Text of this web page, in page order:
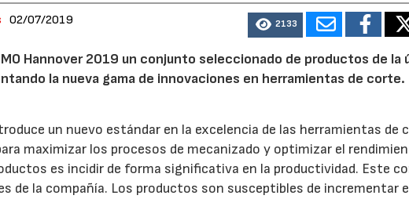
02/07/2019 2133
Hannover 2019 un conjunto seleccionado de productos de la
la nueva gama de innovaciones en herramientas de corte.
un nuevo estándar en la excelencia de las herramientas de
maximizar los procesos de mecanizado y optimizar el
es incidir de forma significativa en la productividad. Este
de la compañía. Los productos son susceptibles de incrementar